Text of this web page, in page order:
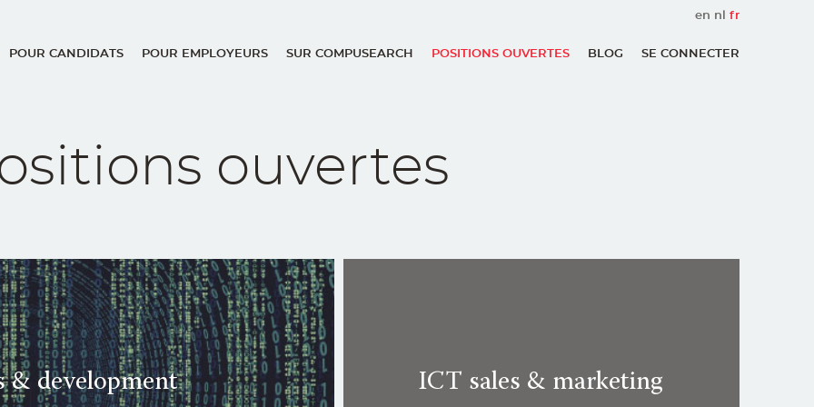
en nl fr
POUR CANDIDATS POUR EMPLOYEURS SUR COMPUSEARCH POSITIONS OUVERTES BLOG SE CONNECTER
ouvertes
& development ICT sales & marketing